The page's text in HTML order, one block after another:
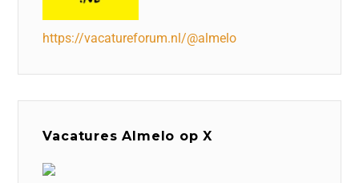
https://vacatureforum.nl/@almelo
Vacatures Almelo op X